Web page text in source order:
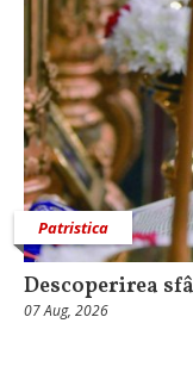
Patristica
Descoperirea
07 Aug, 2026